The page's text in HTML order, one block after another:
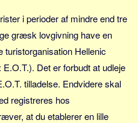
i perioder af mindre end tre
græsk lovgivning have en
Hellenic
Det er forbudt at udleje
tilladelse. Endvidere skal
registreres hos
at du etablerer en lille